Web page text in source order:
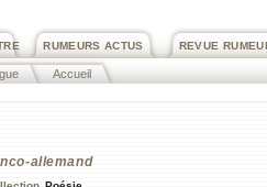
REVUE
RUMEURS ACTUS
Accueil
allemand